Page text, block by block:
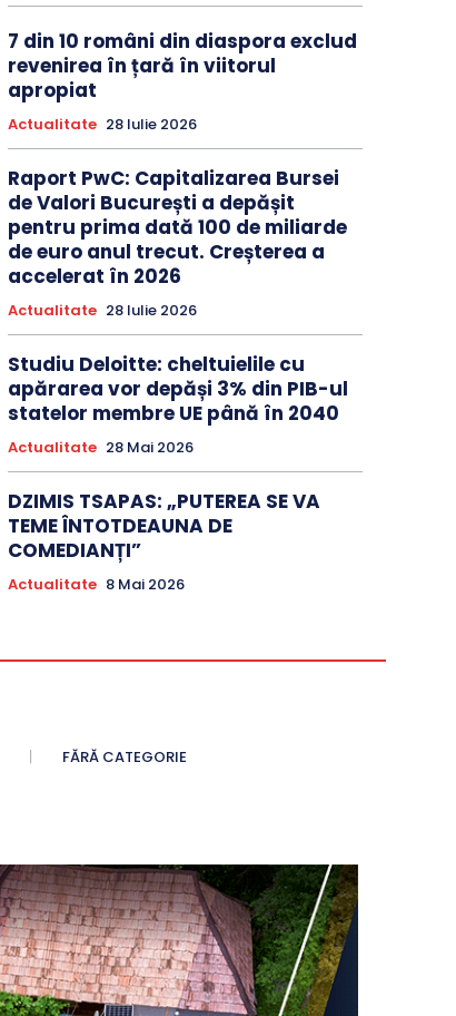
7 din 10 români din diaspora exclud
revenirea în țară în viitorul
apropiat
Actualitate 28 Iulie 2026
Raport PwC: Capitalizarea Bursei
de Valori București a depășit
pentru prima dată 100 de miliarde
de euro anul trecut. Creșterea a
accelerat în 2026
Actualitate 28 Iulie 2026
Studiu Deloitte: cheltuielile cu
apărarea vor depăși 3% din PIB-ul
statelor membre UE până în 2040
Actualitate 28 Mai 2026
DZIMIS TSAPAS: „PUTEREA SE VA
TEME ÎNTOTDEAUNA DE
COMEDIANȚI”
Actualitate 8 Mai 2026
FĂRĂ CATEGORIE